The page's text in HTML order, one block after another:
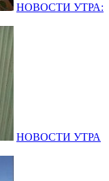
НОВОСТИ УТРА:
НОВОСТИ УТРА